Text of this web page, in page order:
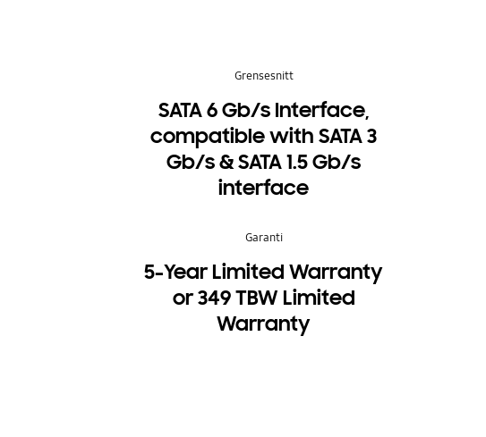
Grensesnitt
SATA 6 Gb/s Interface,
compatible with SATA 3
Gb/s & SATA 1.5 Gb/s
interface
Garanti
5-Year Limited Warranty
or 349 TBW Limited
Warranty